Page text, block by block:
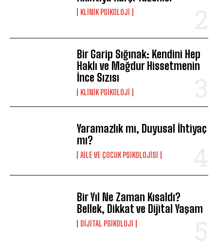
KLINIK PSIKOLOJI
Bir Garip Sığınak: Kendini Hep
Haklı ve Mağdur Hissetmenin
İnce Sızısı
KLINIK PSIKOLOJI
Yaramazlık mı, Duyusal İhtiyaç
mı?
AILE VE ÇOCUK PSIKOLOJISI
Bir Yıl Ne Zaman Kısaldı?
Bellek, Dikkat ve Dijital Yaşam
DIJITAL PSIKOLOJI